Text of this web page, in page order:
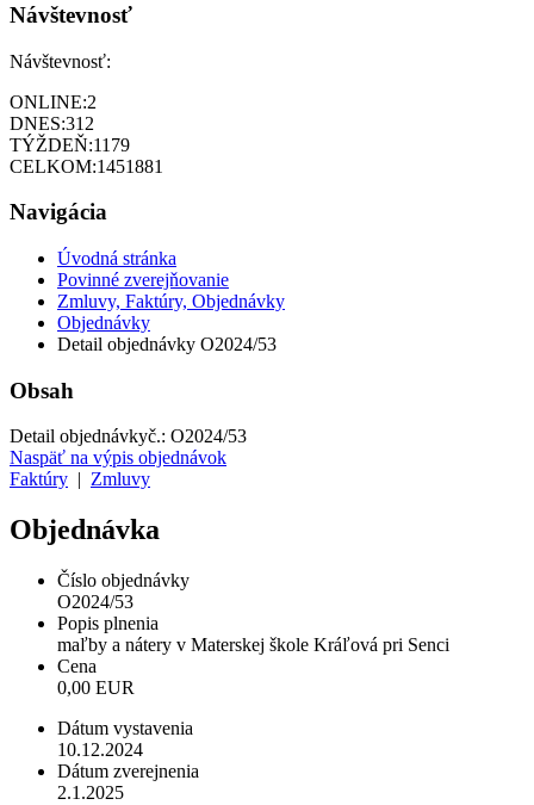
Návštevnosť
Návštevnosť:
ONLINE:2
DNES:312
TÝŽDEŇ:1179
CELKOM:1451881
Navigácia
Úvodná stránka
Povinné zverejňovanie
Zmluvy, Faktúry, Objednávky
Objednávky
Detail objednávky O2024/53
Obsah
Detail objednávkyč.: O2024/53
Naspäť na výpis objednávok
Faktúry
Zmluvy
Objednávka
Číslo objednávky
O2024/53
Popis plnenia
maľby a nátery v Materskej škole Kráľová pri Senci
Cena
0,00 EUR
Dátum vystavenia
10.12.2024
Dátum zverejnenia
2.1.2025